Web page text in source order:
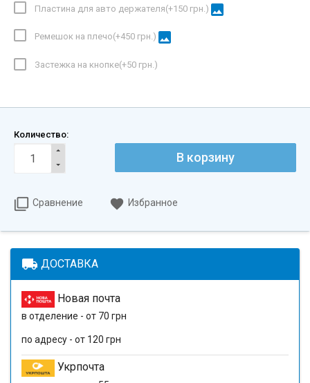
Пластина для авто держателя(+150 грн.) image
Ремешок на плечо(+450 грн.) image
Застежка на кнопке(+50 грн.)
Количество:
В корзину
Сравнение Избранное
local_shipping ДОСТАВКА
Новая почта
в отделение - от 70 грн
по адресу - от 120 грн
Укрпочта